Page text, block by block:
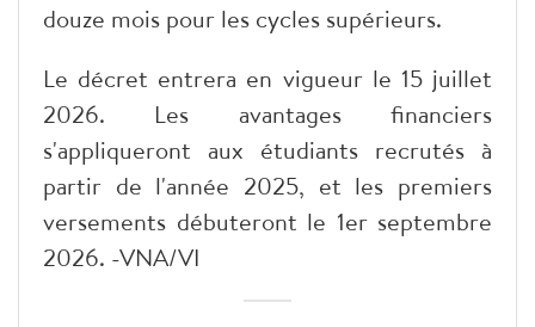
douze mois pour les cycles supérieurs.
Le décret entrera en vigueur le 15 juillet
2026. Les avantages financiers
s'appliqueront aux étudiants recrutés à
partir de l'année 2025, et les premiers
versements débuteront le 1er septembre
2026. -VNA/VI